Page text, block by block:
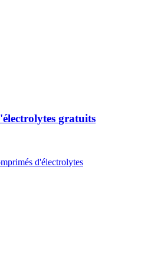
gratuits
d'électrolytes